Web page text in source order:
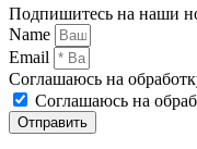
Подпишитесь на наши
Name
Email
Соглашаюсь на
Соглашаюсь на
Отправить